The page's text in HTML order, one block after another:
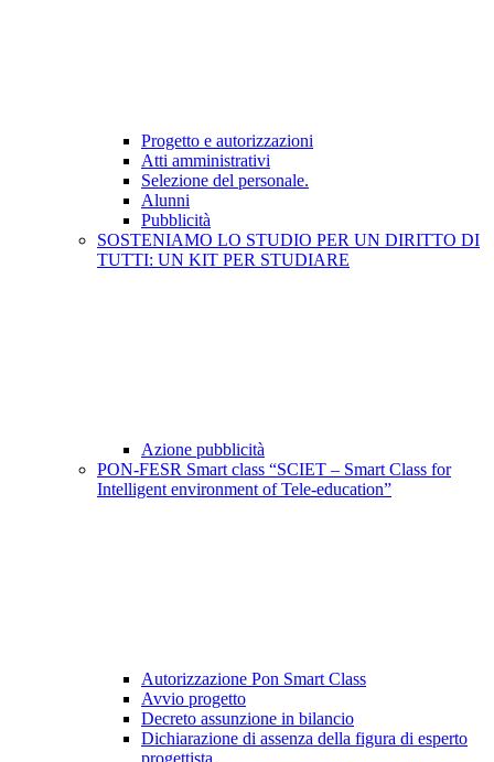
Progetto e autorizzazioni
Atti amministrativi
Selezione del personale.
Alunni
Pubblicità
SOSTENIAMO LO STUDIO PER UN DIRITTO DI
TUTTI: UN KIT PER STUDIARE
Azione pubblicità
PON-FESR Smart class “SCIET – Smart Class for
Intelligent environment of Tele-education”
Autorizzazione Pon Smart Class
Avvio progetto
Decreto assunzione in bilancio
Dichiarazione di assenza della figura di esperto